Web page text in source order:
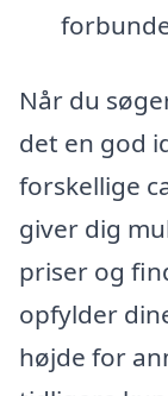
Når du
det en god
forskellige
giver dig
priser og
opfylder
højde for